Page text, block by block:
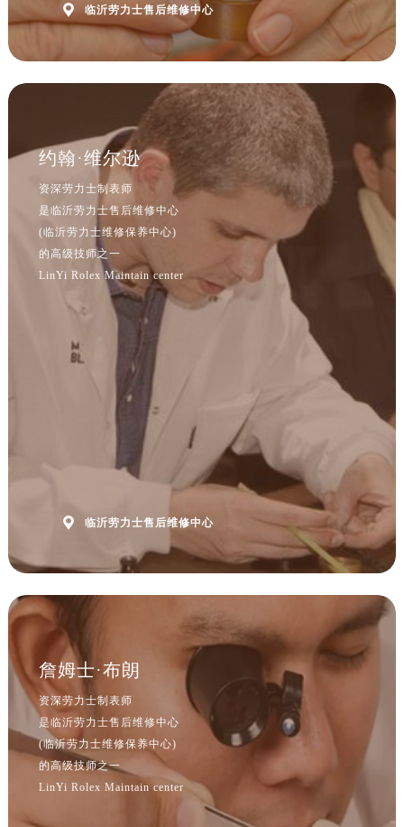
 临沂劳力士售后维修中心
约翰·维尔逊
资深劳力士制表师
是临沂劳力士售后维修中心
(临沂劳力士维修保养中心)
的高级技师之一
LinYi Rolex Maintain center
 临沂劳力士售后维修中心
詹姆士·布朗
资深劳力士制表师
是临沂劳力士售后维修中心
(临沂劳力士维修保养中心)
的高级技师之一
LinYi Rolex Maintain center